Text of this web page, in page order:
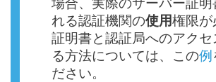
れる認証機関の使用権限が
証明書と認証局へのアク
る方法については、この例
ださい。